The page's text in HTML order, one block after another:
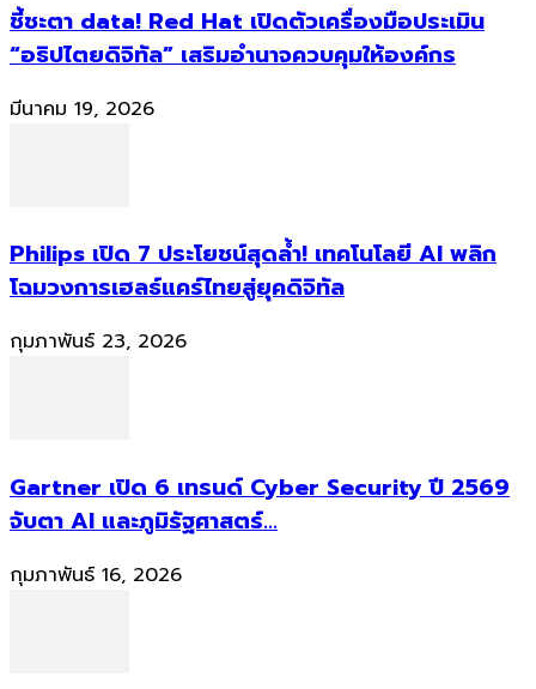
ชี้ชะตา data! Red Hat เปิดตัวเครื่องมือประเมิน
“อธิปไตยดิจิทัล” เสริมอำนาจควบคุมให้องค์กร
มีนาคม 19, 2026
Philips เปิด 7 ประโยชน์สุดล้ำ! เทคโนโลยี AI พลิก
โฉมวงการเฮลธ์แคร์ไทยสู่ยุคดิจิทัล
กุมภาพันธ์ 23, 2026
Gartner เปิด 6 เทรนด์ Cyber Security ปี 2569
จับตา AI และภูมิรัฐศาสตร์...
กุมภาพันธ์ 16, 2026